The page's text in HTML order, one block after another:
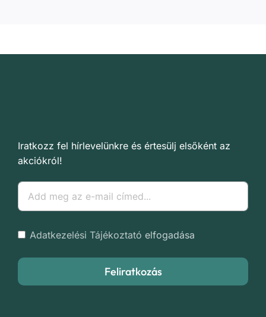
Iratkozz fel hírlevelünkre és értesülj elsőként az
akciókról!
Adatkezelési Tájékoztató elfogadása
Feliratkozás